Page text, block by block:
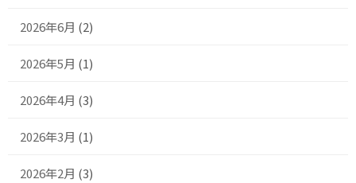
2026年6月 (2)
2026年5月 (1)
2026年4月 (3)
2026年3月 (1)
2026年2月 (3)